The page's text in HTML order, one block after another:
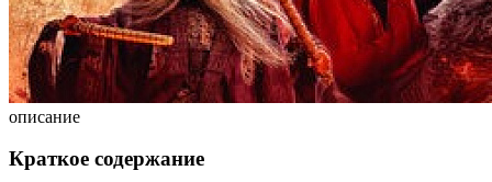
описание
Краткое содержание